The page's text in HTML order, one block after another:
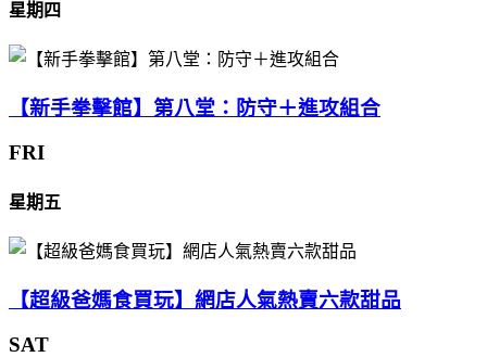
星期四
【新手拳擊館】第八堂：防守＋進攻組合
FRI
星期五
【超級爸媽食買玩】網店人氣熱賣六款甜品
SAT